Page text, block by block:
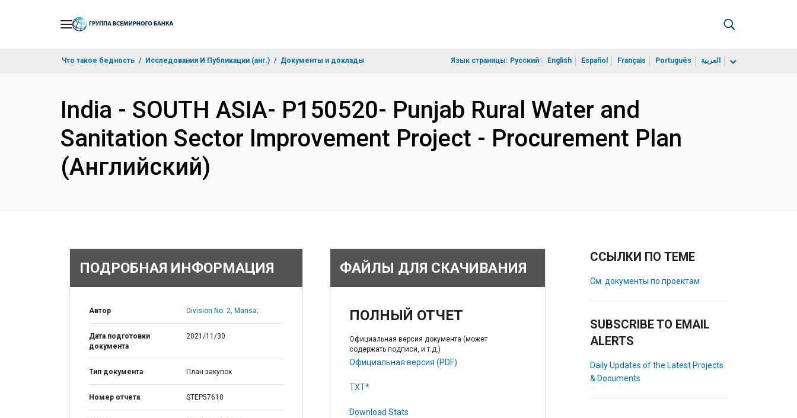
Что такое бедность Исследования И Публикации (анг.) Документы и доклады Язык страницы: Русский English Español Français Português العربية
India - SOUTH ASIA- P150520- Punjab Rural Water and
Sanitation Sector Improvement Project - Procurement Plan
(Английский)
ПОДРОБНАЯ ИНФОРМАЦИЯ
Автор Division No. 2, Mansa;
Дата подготовки
документа
2021/11/30
Тип документа План закупок
Номер отчета STEP57610
ФАЙЛЫ ДЛЯ СКАЧИВАНИЯ
ПОЛНЫЙ ОТЧЕТ
Официальная версия документа (может
содержать подписи, и т.д.)
Официальная версия (PDF)
TXT*
Download Stats
ССЫЛКИ ПО ТЕМЕ
См. документы по проектам
SUBSCRIBE TO EMAIL
ALERTS
Daily Updates of the Latest Projects
& Documents